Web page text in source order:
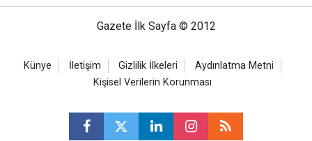
Gazete İlk Sayfa © 2012
Künye İletişim Gizlilik İlkeleri
Aydınlatma Metni
Kişisel Verilerin Korunması